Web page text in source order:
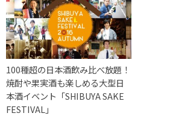
100種超の日本酒飲み比べ放題！
焼酎や果実酒も楽しめる大型日
本酒イベント「SHIBUYA SAKE
FESTIVAL」